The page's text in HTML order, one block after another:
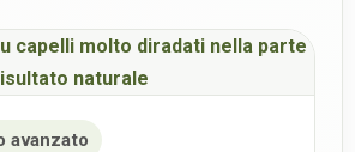
avanzato